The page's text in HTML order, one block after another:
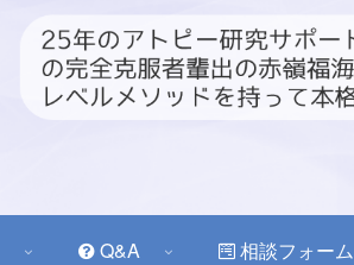
Q&A 相談フォーム